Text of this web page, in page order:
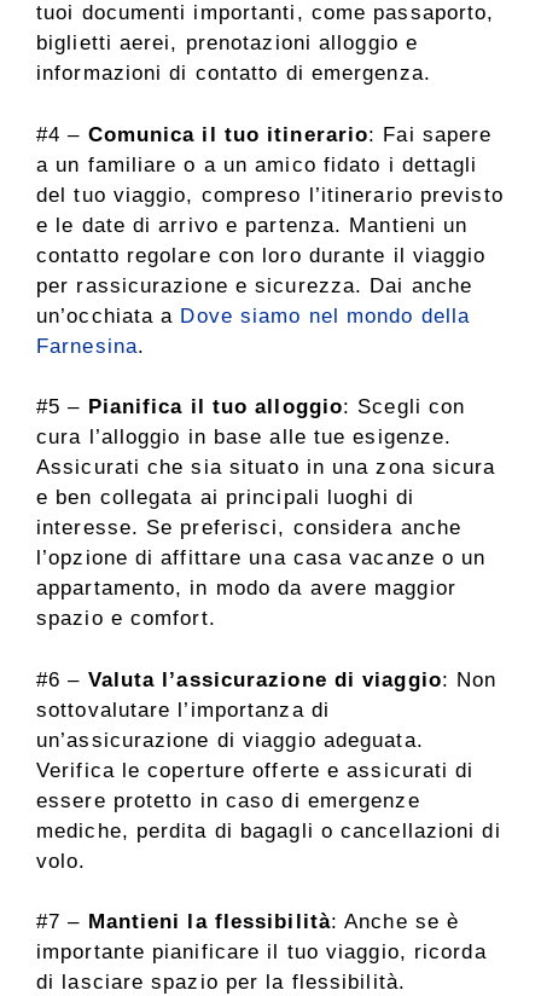
tuoi documenti importanti, come passaporto,
biglietti aerei, prenotazioni alloggio e
informazioni di contatto di emergenza.
#4 – Comunica il tuo itinerario: Fai sapere
a un familiare o a un amico fidato i dettagli
del tuo viaggio, compreso l’itinerario previsto
e le date di arrivo e partenza. Mantieni un
contatto regolare con loro durante il viaggio
per rassicurazione e sicurezza. Dai anche
un’occhiata a Dove siamo nel mondo della
Farnesina.
#5 – Pianifica il tuo alloggio: Scegli con
cura l’alloggio in base alle tue esigenze.
Assicurati che sia situato in una zona sicura
e ben collegata ai principali luoghi di
interesse. Se preferisci, considera anche
l’opzione di affittare una casa vacanze o un
appartamento, in modo da avere maggior
spazio e comfort.
#6 – Valuta l’assicurazione di viaggio: Non
sottovalutare l’importanza di
un’assicurazione di viaggio adeguata.
Verifica le coperture offerte e assicurati di
essere protetto in caso di emergenze
mediche, perdita di bagagli o cancellazioni di
volo.
#7 – Mantieni la flessibilità: Anche se è
importante pianificare il tuo viaggio, ricorda
di lasciare spazio per la flessibilità.